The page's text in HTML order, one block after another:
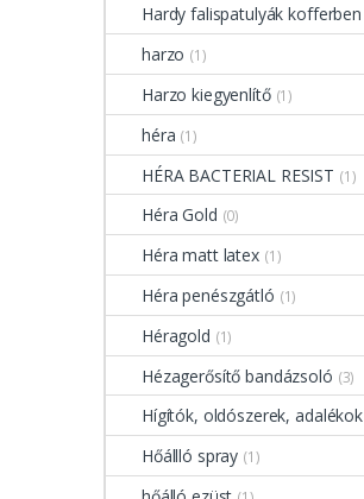
Hardy falispatulyák kofferben
harzo (1)
Harzo kiegyenlítő (1)
héra (1)
HÉRA BACTERIAL RESIST (1)
Héra Gold (0)
Héra matt latex (1)
Héra penészgátló (1)
Héragold (1)
Hézagerősítő bandázsoló (3)
Hígítók, oldószerek, adalékok
Hőállló spray (1)